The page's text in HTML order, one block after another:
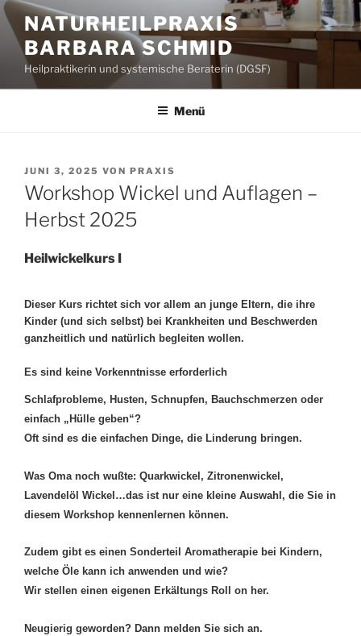
Zum
Inhalt
springen
NATURHEILPRAXIS
BARBARA SCHMID
Heilpraktikerin und systemische Beraterin (DGSF)
Menü
VERÖFFENTLICHT
AM
JUNI 3, 2025 VON PRAXIS
Workshop Wickel und Auflagen –
Herbst 2025
Heilwickelkurs I
Dieser Kurs richtet sich vor allem an junge Eltern, die ihre
Kinder (und sich selbst) bei Krankheiten und Beschwerden
ganzheitlich und natürlich begleiten wollen.
Es sind keine Vorkenntnisse erforderlich
Schlafprobleme, Husten, Schnupfen, Bauchschmerzen oder
einfach „Hülle geben“?
Oft sind es die einfachen Dinge, die Linderung bringen.
Was Oma noch wußte: Quarkwickel, Zitronenwickel,
Lavendelöl Wickel…das ist nur eine kleine Auswahl, die Sie in
diesem Workshop kennenlernen können.
Zudem gibt es einen Sonderteil Aromatherapie bei Kindern,
welche Öle kann ich anwenden und wie?
Wir stellen einen eigenen Erkältungs Roll on her.
Neugierig geworden? Dann melden Sie sich an.